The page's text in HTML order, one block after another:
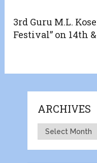
3rd Guru M.L.
Festival” on 14th
ARCHIVES
Archives